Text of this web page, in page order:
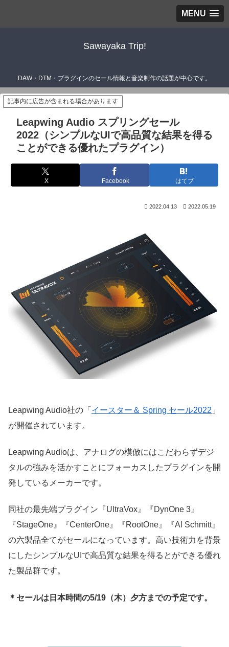
MENU
Sawayaka Trip!
DAW・DTM・プラグインのセール情報と音楽制作の話題が中心です。
記事内に広告が含まれる場合があります
Leapwing Audio スプリングセール
2022（シンプルなUIで高品質な結果を得る
ことができる優れたプラグイン）
X Facebook はてブ
2022.04.13 2022.05.19
Leapwing Audio社の「 イースター＆ Spring セール2022 」
が開催されています。
Leapwing Audioは、アナログの模倣にはこだわらずデジ
タルの強みを活かすことにフォーカスしたプラグインを開
発しているメーカーです。
同社の最先端プラグイン『UltraVox』『DynOne 3』
『StageOne』『CenterOne』『RootOne』『Al Schmitt』
の六製品全てがセールになっています。高い技術力を背景
にしたシンプルなUIで高品質な結果を得るとができる優れ
た製品群です。
＊セールは日本時間の5/19（木）夕方までの予定です。